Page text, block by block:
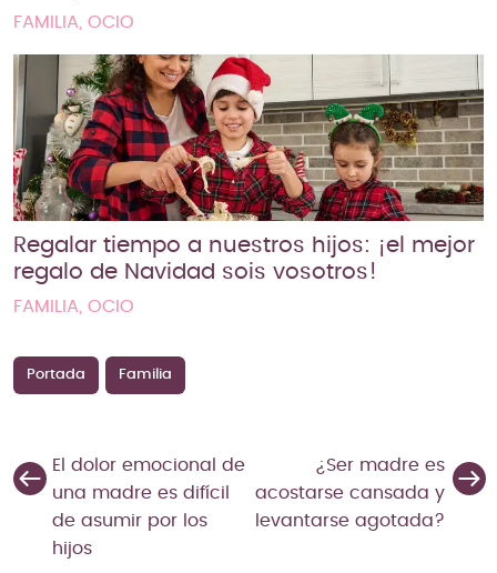
FAMILIA, OCIO
Regalar tiempo a nuestros hijos: ¡el mejor
regalo de Navidad sois vosotros!
FAMILIA, OCIO
Portada Familia
El dolor emocional de
una madre es difícil
de asumir por los
hijos
¿Ser madre es
acostarse cansada y
levantarse agotada?